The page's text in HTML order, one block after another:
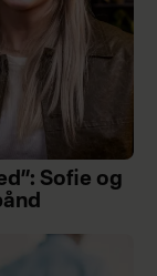
Sofie og